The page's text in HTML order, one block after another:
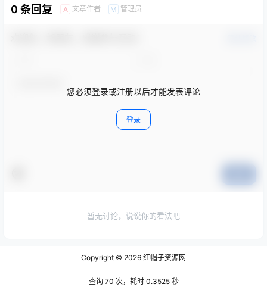
0 条回复 A 文章作者 M 管理员
您必须登录或注册以后才能发表评论
登录
暂无讨论，说说你的看法吧
Copyright © 2026 红帽子资源网
查询 70 次，耗时 0.3525 秒